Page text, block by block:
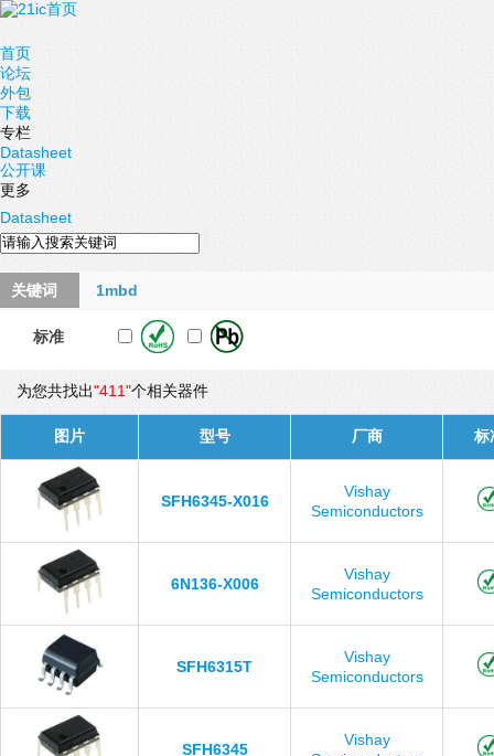
首页
论坛
外包
下载
专栏
Datasheet
公开课
更多
Datasheet
关键词 1mbd
标准
为您共找出"411"个相关器件
图片 型号 厂商 标
SFH6345-X016
Vishay
Semiconductors
6N136-X006
Vishay
Semiconductors
SFH6315T
Vishay
Semiconductors
SFH6345
Vishay